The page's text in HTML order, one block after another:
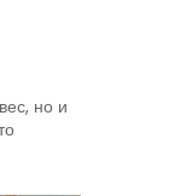
но и